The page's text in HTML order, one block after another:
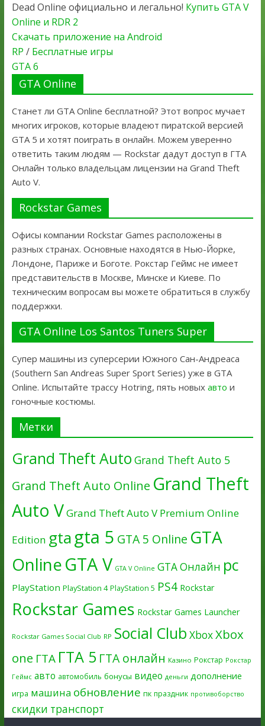
Dead Online официально и легально! Купить GTA V
Online и RDR 2
Скачать приложение на Android
RP / Бесплатные игры
GTA 6
GTA Online
Станет ли GTA Online бесплатной? Этот вопрос мучает
многих игроков, которые владеют пиратской версией
GTA 5 и хотят поиграть в онлайн. Можем уверенно
ответить таким людям — Rockstar дадут доступ в ГТА
Онлайн только владельцам лицензии на Grand Theft
Auto V.
Rockstar Games
Офисы компании Rockstar Games расположены в
разных странах. Основные находятся в Нью-Йорке,
Лондоне, Париже и Боготе. Рокстар Геймс не имеет
представительств в Москве, Минске и Киеве. По
техническим вопросам вы можете обратиться в службу
поддержки.
GTA Online Los Santos Tuners Super
Супер машины из суперсерии Южного Сан-Андреаса
(Southern San Andreas Super Sport Series) уже в GTA
Online. Испытайте трассу Hotring, пять новых авто и
гоночные костюмы.
Метки
Grand Theft Auto Grand Theft Auto 5
Grand Theft Auto Online Grand Theft
Auto VGrand Theft Auto V Premium Online
Edition gtagta 5 GTA 5 Online GTA
OnlineGTA V GTA V Online GTA Онлайн pc
PlayStation PlayStation 4 PlayStation 5 PS4 Rockstar
Rockstar Games Rockstar Games Launcher
Rockstar Games Social Club RP Social Club XboxXbox
one ГТА ГТА 5 ГТА онлайн Казино Рокстар Рокстар
Геймс авто автомобиль бонусы видео деньги дополнение
игра машина обновление пк праздник противоборство
скидки транспорт